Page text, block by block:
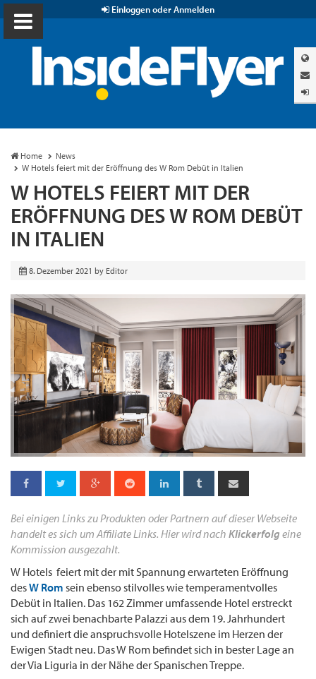
Einloggen oder Anmelden
Home
News
W Hotels feiert mit der Eröffnung des W Rom Debüt in Italien
W HOTELS FEIERT MIT DER
ERÖFFNUNG DES W ROM DEBÜT
IN ITALIEN
8. Dezember 2021 by Editor
Bei einigen Links zu Produkten oder Partnern auf dieser Webseite
handelt es sich um Affiliate Links. Hier wird nach Klickerfolg eine
Kommission ausgezahlt.
W Hotels feiert mit der mit Spannung erwarteten Eröffnung
desW Rom sein ebenso stilvolles wie temperamentvolles
Debüt in Italien. Das 162 Zimmer umfassende Hotel erstreckt
sich auf zwei benachbarte Palazzi aus dem 19. Jahrhundert
und definiert die anspruchsvolle Hotelszene im Herzen der
Ewigen Stadt neu. Das W Rom befindet sich in bester Lage an
der Via Liguria in der Nähe der Spanischen Treppe.